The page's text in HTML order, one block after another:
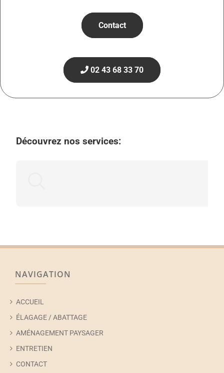
Contact
02 43 68 33 70
Découvrez nos services:
NAVIGATION
ACCUEIL
ÉLAGAGE / ABATTAGE
AMÉNAGEMENT PAYSAGER
ENTRETIEN
CONTACT